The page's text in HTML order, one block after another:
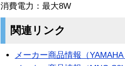
消費電力：最大8W
関連リンク
メーカー商品情報（